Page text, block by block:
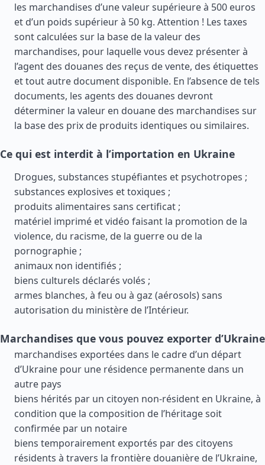
les marchandises d’une valeur supérieure à 500 euros
et d’un poids supérieur à 50 kg. Attention ! Les taxes
sont calculées sur la base de la valeur des
marchandises, pour laquelle vous devez présenter à
l’agent des douanes des reçus de vente, des étiquettes
et tout autre document disponible. En l’absence de tels
documents, les agents des douanes devront
déterminer la valeur en douane des marchandises sur
la base des prix de produits identiques ou similaires.
Ce qui est interdit à l’importation en Ukraine
Drogues, substances stupéfiantes et psychotropes ;
substances explosives et toxiques ;
produits alimentaires sans certificat ;
matériel imprimé et vidéo faisant la promotion de la
violence, du racisme, de la guerre ou de la
pornographie ;
animaux non identifiés ;
biens culturels déclarés volés ;
armes blanches, à feu ou à gaz (aérosols) sans
autorisation du ministère de l’Intérieur.
Marchandises que vous pouvez exporter d’Ukraine
marchandises exportées dans le cadre d’un départ
d’Ukraine pour une résidence permanente dans un
autre pays
biens hérités par un citoyen non-résident en Ukraine, à
condition que la composition de l’héritage soit
confirmée par un notaire
biens temporairement exportés par des citoyens
résidents à travers la frontière douanière de l’Ukraine,